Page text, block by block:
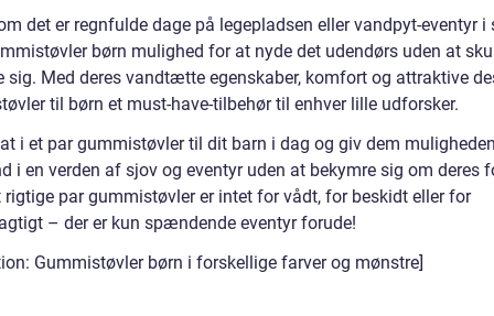
det er regnfulde dage på legepladsen eller vandpyt-eventyr i
børn mulighed for at nyde det udendørs uden at
sig. Med deres vandtætte egenskaber, komfort og attraktive
til børn et must-have-tilbehør til enhver lille udforsker.
i et par gummistøvler til dit barn i dag og giv dem
i en verden af sjov og eventyr uden at bekymre sig om deres
rigtige par gummistøvler er intet for vådt, for beskidt eller for
– der er kun spændende eventyr forude!
Gummistøvler børn i forskellige farver og mønstre]